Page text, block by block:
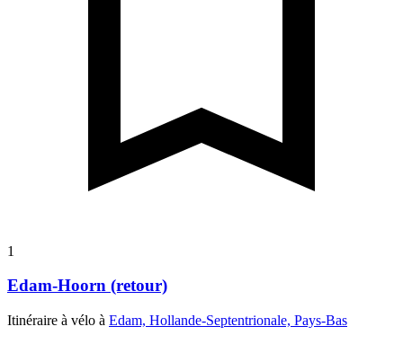
1
Edam-Hoorn (retour)
Itinéraire à vélo à Edam, Hollande-Septentrionale, Pays-Bas